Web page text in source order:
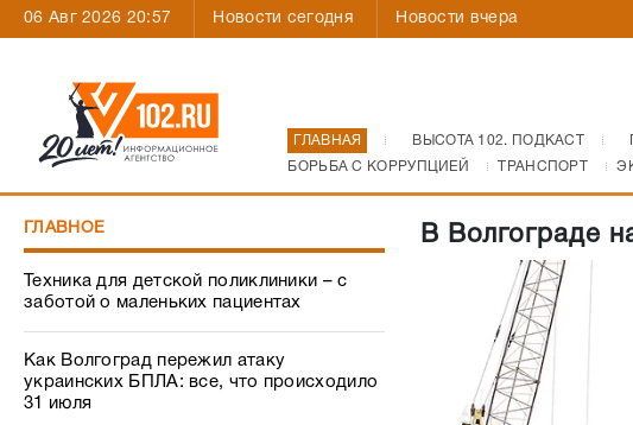
06 Авг 2026 20:57 Новости сегодня Новости вчера
ГЛАВНАЯ ВЫСОТА 102. ПОДКАСТ
БОРЬБА С КОРРУПЦИЕЙ
ТРАНСПОРТ
ГЛАВНОЕ
Техника для детской поликлиники – с
заботой о маленьких пациентах
Как Волгоград пережил атаку
украинских БПЛА: все, что происходило
31 июля
В Волгограде